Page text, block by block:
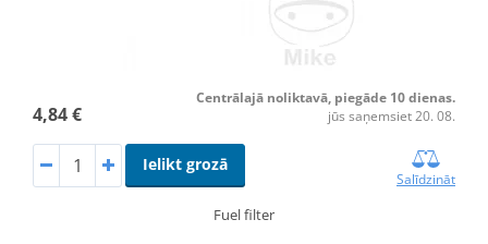
4,84 €
Centrālajā noliktavā, piegāde 10 dienas.
jūs saņemsiet 20. 08.
Ielikt grozā
Salīdzināt
Fuel filter